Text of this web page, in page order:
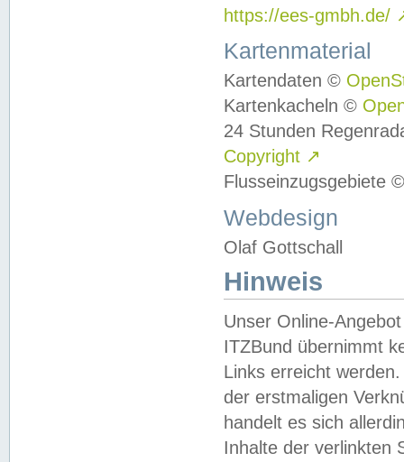
https://ees-gmbh.de/
Kartenmaterial
Kartendaten ©
Kartenkacheln ©
24 Stunden
Copyright ↗
Flusseinzugsgebiete
Webdesign
Olaf Gottschall
Hinweis
Unser Online-
ITZBund übernimmt
Links erreicht
der erstmaligen
handelt es sich
Inhalte der verlinkten